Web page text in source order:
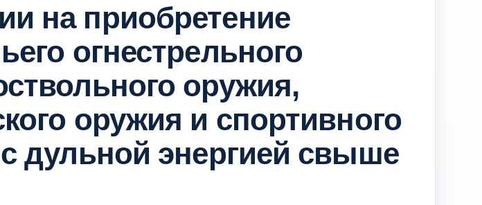
на приобретение
огнестрельного
оружия,
оружия и спортивного
дульной энергией свыше